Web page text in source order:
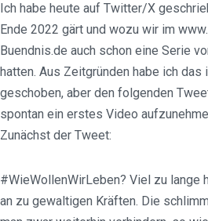
Ich habe heute auf Twitter/X
Ende 2022 gärt und wozu wir im
Buendnis.de auch schon eine Serie
hatten. Aus Zeitgründen habe ich das
geschoben, aber den folgenden
spontan ein erstes Video
Zunächst der Tweet:
#WieWollenWirLeben? Viel zu lange
an zu gewaltigen Kräften. Die